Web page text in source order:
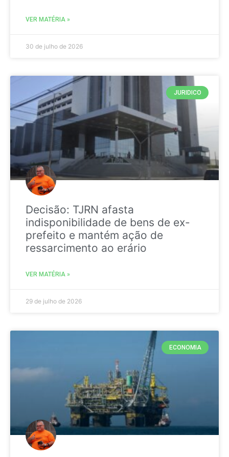
VER MATÉRIA »
30 de julho de 2026
JURIDICO
Decisão: TJRN afasta
indisponibilidade de bens de ex-
prefeito e mantém ação de
ressarcimento ao erário
VER MATÉRIA »
29 de julho de 2026
ECONOMIA